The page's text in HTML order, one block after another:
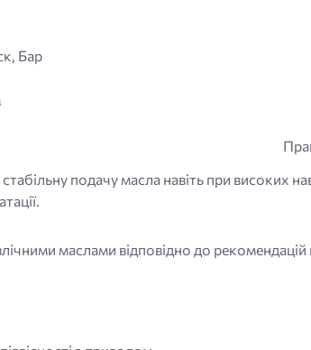
Бар
подачу масла навіть при високих
маслами відповідно до рекомендацій